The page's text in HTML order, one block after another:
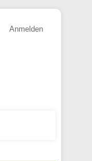
Anmelden